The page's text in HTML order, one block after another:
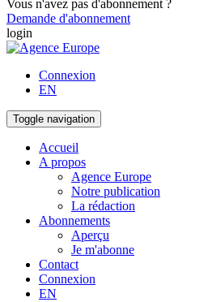
Vous n'avez pas d'abonnement ?
Demande d'abonnement
login
Connexion
EN
Toggle navigation
Accueil
A propos
Agence Europe
Notre publication
La rédaction
Abonnements
Aperçu
Je m'abonne
Contact
Connexion
EN